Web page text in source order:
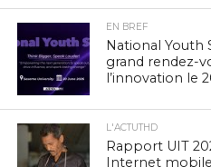
EN BREF
National Youth
grand rendez-
l’innovation le
L'ACTUTHD
Rapport UIT
Internet